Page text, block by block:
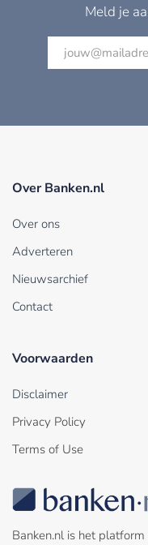
Meld je
Over Banken.nl
Over ons
Adverteren
Nieuwsarchief
Contact
Voorwaarden
Disclaimer
Privacy Policy
Terms of Use
Banken.nl is het